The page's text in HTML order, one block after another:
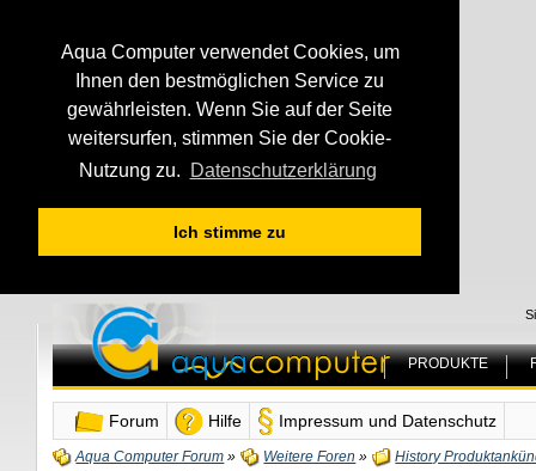
Aqua Computer verwendet Cookies, um
Ihnen den bestmöglichen Service zu
gewährleisten. Wenn Sie auf der Seite
weitersurfen, stimmen Sie der Cookie-
Nutzung zu.
Datenschutzerklärung
Ich stimme zu
PRODUKTE
Forum Hilfe Impressum und Datenschutz
Aqua Computer Forum » Weitere Foren » History